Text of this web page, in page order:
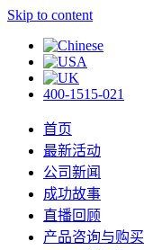
Skip to content
400-1515-021
首页
最新活动
公司新闻
成功故事
直播回顾
产品咨询与购买